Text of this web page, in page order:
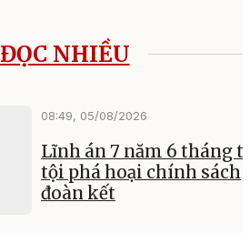
ĐỌC NHIỀU
08:49, 05/08/2026
Lĩnh án 7 năm 6 tháng
tội phá hoại chính sách
đoàn kết